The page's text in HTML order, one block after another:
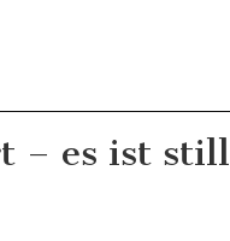
– es ist still